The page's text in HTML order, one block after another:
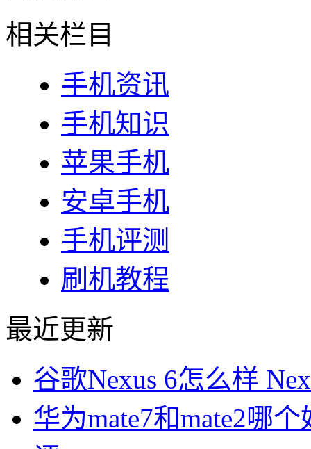
相关栏目
手机资讯
手机知识
苹果手机
安卓手机
手机评测
刷机教程
最近更新
谷歌Nexus 6怎么样
华为mate7和mate2哪